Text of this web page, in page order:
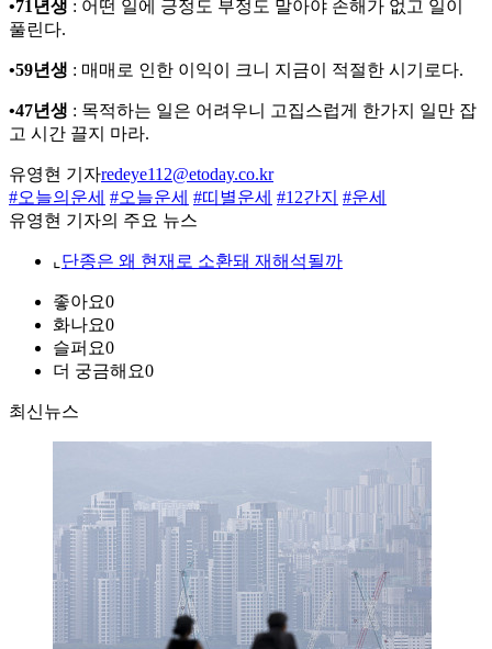
•71년생 : 어떤 일에 긍정도 부정도 말아야 손해가 없고 일이
풀린다.
•59년생 : 매매로 인한 이익이 크니 지금이 적절한 시기로다.
•47년생 : 목적하는 일은 어려우니 고집스럽게 한가지 일만 잡
고 시간 끌지 마라.
유영현 기자redeye112@etoday.co.kr
#오늘의운세 #오늘운세 #띠별운세 #12간지 #운세
유영현 기자의 주요 뉴스
⌞ 단종은 왜 현재로 소환돼 재해석될까
좋아요0
화나요0
슬퍼요0
더 궁금해요0
최신뉴스